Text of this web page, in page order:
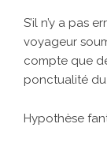
S’il n’y a pas
voyageur
compte que
ponctualité
Hypothèse